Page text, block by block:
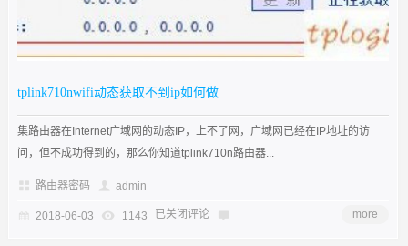
tplink710nwifi动态获取不到ip如何做
集路由器在Internet广域网的动态IP，上不了网，广域网已经在IP地址的访
问，但不成功得到的，那么你知道tplink710n路由器...
路由器密码 admin
2018-06-03 1143 已关闭评论 more